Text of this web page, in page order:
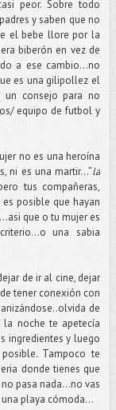
peor. Sobre todo
y saben que no
el bebe llore por la
biberón en vez de
a ese cambio…no
es una gilipollez el
un consejo para no
equipo de futbol y
no es una heroína
ni es una martir…”la
tus compañeras,
posible que hayan
que o tu mujer es
una sabia
de ir al cine, dejar
tener conexión con
de
noche te apetecía
ingredientes y luego
Tampoco te
donde tienes que
pasa nada…no vas
una playa cómoda…